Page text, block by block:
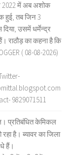
2022 में अब अशोक
हुई, तब जिन 3
उसमें धर्मेन्द्र
राठौड़ का कहना है कि
( 08-08-2026)
9829071511
प्रतिबंधित केमिकल
है। ब्यावर का जिला
हैं।